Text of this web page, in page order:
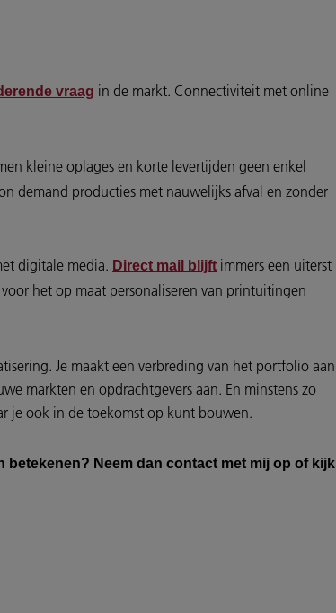
vraag in de markt. Connectiviteit met online
kleine oplages en korte levertijden geen enkel
demand producties met nauwelijks afval en zonder
digitale media. Direct mail blijft immers een uiterst
het op maat personaliseren van printuitingen
Je maakt een verbreding van het portfolio aan
markten en opdrachtgevers aan. En minstens zo
je ook in de toekomst op kunt bouwen.
Neem dan contact met mij op of kijk